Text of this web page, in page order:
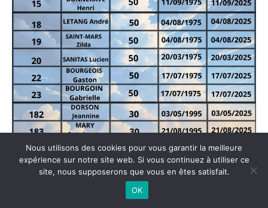
Nous utilisons des cookies pour vous garantir la meilleure
expérience sur notre site web. Si vous continuez à utiliser ce
site, nous supposerons que vous en êtes satisfait.
OK